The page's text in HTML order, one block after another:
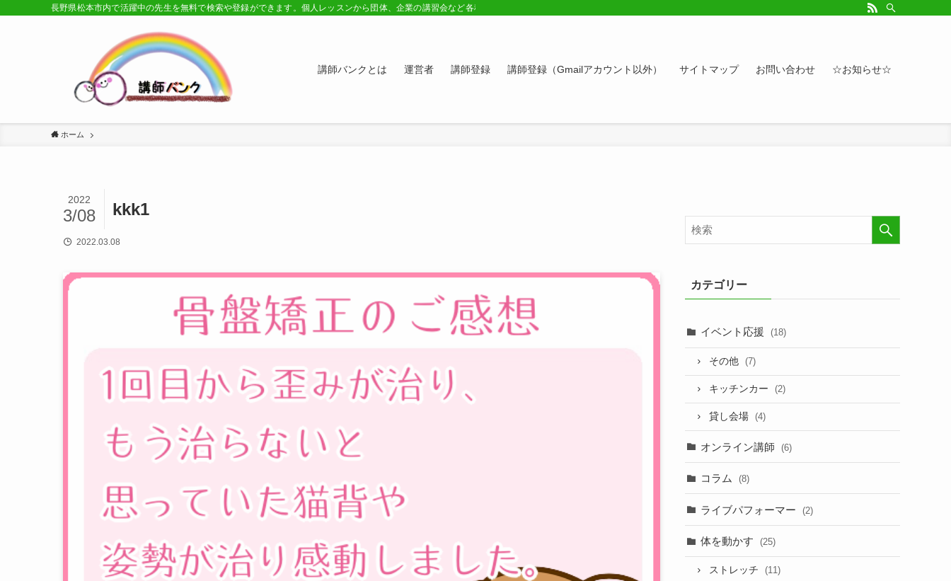
長野県松本市内で活躍中の先生を無料で検索や登録ができます。個人レッスンから団体、企業の講習会など各種講師の紹介ページ。学びたい方、スキルアップしたい方、お悩み相談など。カレンダーへのイベント情報や講座登録もど
講師バンクとは 運営者 講師登録 講師登録（Gmailアカウント以外） サイトマップ お問い合わせ ☆お知らせ☆
ホーム
kkk1
2022
3/08
2022.03.08
カテゴリー
イベント応援 (18)
その他 (7)
キッチンカー (2)
貸し会場 (4)
オンライン講師 (6)
コラム (8)
ライブパフォーマー (2)
体を動かす (25)
ストレッチ (11)